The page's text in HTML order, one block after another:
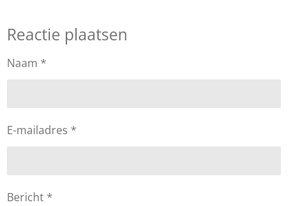
Reactie plaatsen
Naam *
E-mailadres *
Bericht *